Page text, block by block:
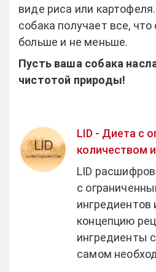
виде риса или
собака получает все,
больше и не меньше.
Пусть ваша собака
чистотой природы!
LID - Диета с
количеством
LID
с
ингредиентов
концепцию
ингредиенты
самом